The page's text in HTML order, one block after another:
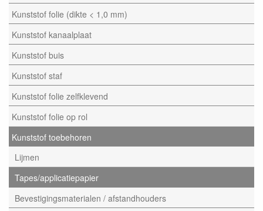
Kunststof folie (dikte < 1,0 mm)
Kunststof kanaalplaat
Kunststof buis
Kunststof staf
Kunststof folie zelfklevend
Kunststof folie op rol
Kunststof toebehoren
Lijmen
Tapes/applicatiepapier
Bevestigingsmaterialen / afstandhouders